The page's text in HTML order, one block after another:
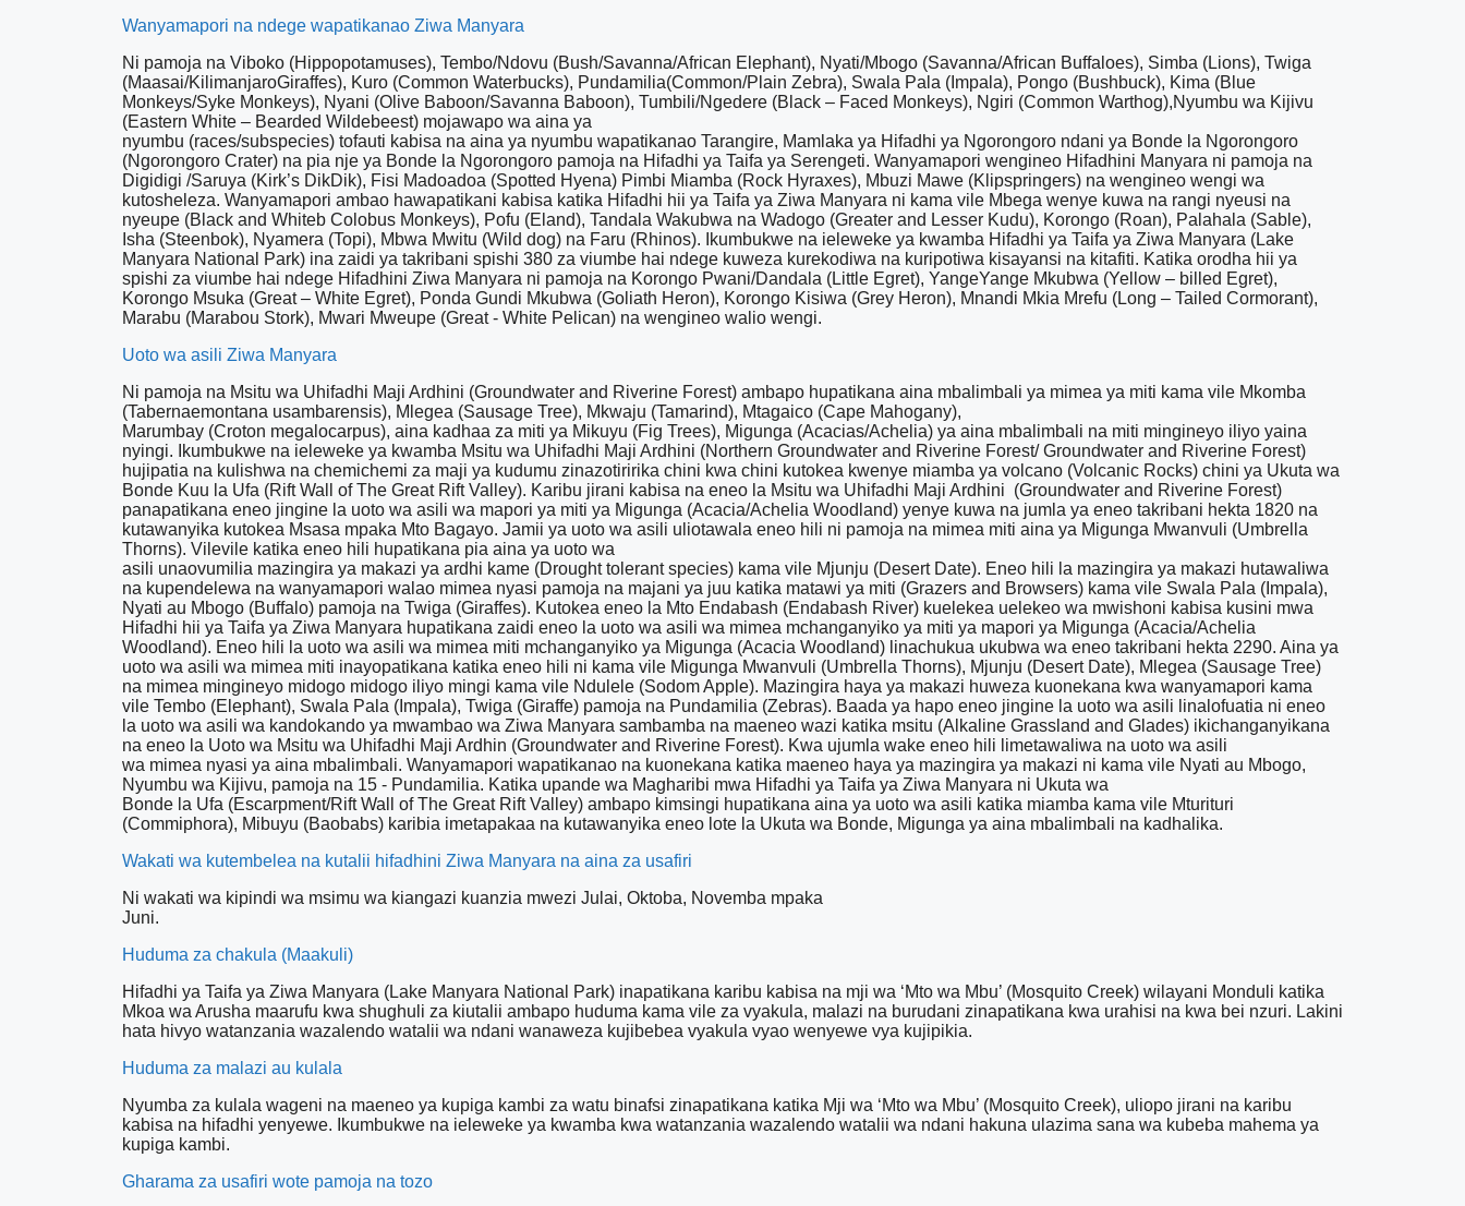
Wanyamapori na ndege wapatikanao Ziwa Manyara
Ni pamoja na Viboko (Hippopotamuses), Tembo/Ndovu (Bush/Savanna/African Elephant), Nyati/Mbogo (Savanna/African Buffaloes), Simba (Lions), Twiga
(Maasai/KilimanjaroGiraffes), Kuro (Common Waterbucks), Pundamilia(Common/Plain Zebra), Swala Pala (Impala), Pongo (Bushbuck), Kima (Blue
Monkeys/Syke Monkeys), Nyani (Olive Baboon/Savanna Baboon), Tumbili/Ngedere (Black – Faced Monkeys), Ngiri (Common Warthog),Nyumbu wa Kijivu
(Eastern White – Bearded Wildebeest) mojawapo wa aina ya
nyumbu (races/subspecies) tofauti kabisa na aina ya nyumbu wapatikanao Tarangire, Mamlaka ya Hifadhi ya Ngorongoro ndani ya Bonde la Ngorongoro
(Ngorongoro Crater) na pia nje ya Bonde la Ngorongoro pamoja na Hifadhi ya Taifa ya Serengeti. Wanyamapori wengineo Hifadhini Manyara ni pamoja na
Digidigi /Saruya (Kirk’s DikDik), Fisi Madoadoa (Spotted Hyena) Pimbi Miamba (Rock Hyraxes), Mbuzi Mawe (Klipspringers) na wengineo wengi wa
kutosheleza. Wanyamapori ambao hawapatikani kabisa katika Hifadhi hii ya Taifa ya Ziwa Manyara ni kama vile Mbega wenye kuwa na rangi nyeusi na
nyeupe (Black and Whiteb Colobus Monkeys), Pofu (Eland), Tandala Wakubwa na Wadogo (Greater and Lesser Kudu), Korongo (Roan), Palahala (Sable),
Isha (Steenbok), Nyamera (Topi), Mbwa Mwitu (Wild dog) na Faru (Rhinos). Ikumbukwe na ieleweke ya kwamba Hifadhi ya Taifa ya Ziwa Manyara (Lake
Manyara National Park) ina zaidi ya takribani spishi 380 za viumbe hai ndege kuweza kurekodiwa na kuripotiwa kisayansi na kitafiti. Katika orodha hii ya
spishi za viumbe hai ndege Hifadhini Ziwa Manyara ni pamoja na Korongo Pwani/Dandala (Little Egret), YangeYange Mkubwa (Yellow – billed Egret),
Korongo Msuka (Great – White Egret), Ponda Gundi Mkubwa (Goliath Heron), Korongo Kisiwa (Grey Heron), Mnandi Mkia Mrefu (Long – Tailed Cormorant),
Marabu (Marabou Stork), Mwari Mweupe (Great - White Pelican) na wengineo walio wengi.
Uoto wa asili Ziwa Manyara
Ni pamoja na Msitu wa Uhifadhi Maji Ardhini (Groundwater and Riverine Forest) ambapo hupatikana aina mbalimbali ya mimea ya miti kama vile Mkomba
(Tabernaemontana usambarensis), Mlegea (Sausage Tree), Mkwaju (Tamarind), Mtagaico (Cape Mahogany),
Marumbay (Croton megalocarpus), aina kadhaa za miti ya Mikuyu (Fig Trees), Migunga (Acacias/Achelia) ya aina mbalimbali na miti mingineyo iliyo yaina
nyingi. Ikumbukwe na ieleweke ya kwamba Msitu wa Uhifadhi Maji Ardhini (Northern Groundwater and Riverine Forest/ Groundwater and Riverine Forest)
hujipatia na kulishwa na chemichemi za maji ya kudumu zinazotiririka chini kwa chini kutokea kwenye miamba ya volcano (Volcanic Rocks) chini ya Ukuta wa
Bonde Kuu la Ufa (Rift Wall of The Great Rift Valley). Karibu jirani kabisa na eneo la Msitu wa Uhifadhi Maji Ardhini (Groundwater and Riverine Forest)
panapatikana eneo jingine la uoto wa asili wa mapori ya miti ya Migunga (Acacia/Achelia Woodland) yenye kuwa na jumla ya eneo takribani hekta 1820 na
kutawanyika kutokea Msasa mpaka Mto Bagayo. Jamii ya uoto wa asili uliotawala eneo hili ni pamoja na mimea miti aina ya Migunga Mwanvuli (Umbrella
Thorns). Vilevile katika eneo hili hupatikana pia aina ya uoto wa
asili unaovumilia mazingira ya makazi ya ardhi kame (Drought tolerant species) kama vile Mjunju (Desert Date). Eneo hili la mazingira ya makazi hutawaliwa
na kupendelewa na wanyamapori walao mimea nyasi pamoja na majani ya juu katika matawi ya miti (Grazers and Browsers) kama vile Swala Pala (Impala),
Nyati au Mbogo (Buffalo) pamoja na Twiga (Giraffes). Kutokea eneo la Mto Endabash (Endabash River) kuelekea uelekeo wa mwishoni kabisa kusini mwa
Hifadhi hii ya Taifa ya Ziwa Manyara hupatikana zaidi eneo la uoto wa asili wa mimea mchanganyiko ya miti ya mapori ya Migunga (Acacia/Achelia
Woodland). Eneo hili la uoto wa asili wa mimea miti mchanganyiko ya Migunga (Acacia Woodland) linachukua ukubwa wa eneo takribani hekta 2290. Aina ya
uoto wa asili wa mimea miti inayopatikana katika eneo hili ni kama vile Migunga Mwanvuli (Umbrella Thorns), Mjunju (Desert Date), Mlegea (Sausage Tree)
na mimea mingineyo midogo midogo iliyo mingi kama vile Ndulele (Sodom Apple). Mazingira haya ya makazi huweza kuonekana kwa wanyamapori kama
vile Tembo (Elephant), Swala Pala (Impala), Twiga (Giraffe) pamoja na Pundamilia (Zebras). Baada ya hapo eneo jingine la uoto wa asili linalofuatia ni eneo
la uoto wa asili wa kandokando ya mwambao wa Ziwa Manyara sambamba na maeneo wazi katika msitu (Alkaline Grassland and Glades) ikichanganyikana
na eneo la Uoto wa Msitu wa Uhifadhi Maji Ardhin (Groundwater and Riverine Forest). Kwa ujumla wake eneo hili limetawaliwa na uoto wa asili
wa mimea nyasi ya aina mbalimbali. Wanyamapori wapatikanao na kuonekana katika maeneo haya ya mazingira ya makazi ni kama vile Nyati au Mbogo,
Nyumbu wa Kijivu, pamoja na 15 - Pundamilia. Katika upande wa Magharibi mwa Hifadhi ya Taifa ya Ziwa Manyara ni Ukuta wa
Bonde la Ufa (Escarpment/Rift Wall of The Great Rift Valley) ambapo kimsingi hupatikana aina ya uoto wa asili katika miamba kama vile Mturituri
(Commiphora), Mibuyu (Baobabs) karibia imetapakaa na kutawanyika eneo lote la Ukuta wa Bonde, Migunga ya aina mbalimbali na kadhalika.
Wakati wa kutembelea na kutalii hifadhini Ziwa Manyara na aina za usafiri
Ni wakati wa kipindi wa msimu wa kiangazi kuanzia mwezi Julai, Oktoba, Novemba mpaka
Juni.
Huduma za chakula (Maakuli)
Hifadhi ya Taifa ya Ziwa Manyara (Lake Manyara National Park) inapatikana karibu kabisa na mji wa ‘Mto wa Mbu’ (Mosquito Creek) wilayani Monduli katika
Mkoa wa Arusha maarufu kwa shughuli za kiutalii ambapo huduma kama vile za vyakula, malazi na burudani zinapatikana kwa urahisi na kwa bei nzuri. Lakini
hata hivyo watanzania wazalendo watalii wa ndani wanaweza kujibebea vyakula vyao wenyewe vya kujipikia.
Huduma za malazi au kulala
Nyumba za kulala wageni na maeneo ya kupiga kambi za watu binafsi zinapatikana katika Mji wa ‘Mto wa Mbu’ (Mosquito Creek), uliopo jirani na karibu
kabisa na hifadhi yenyewe. Ikumbukwe na ieleweke ya kwamba kwa watanzania wazalendo watalii wa ndani hakuna ulazima sana wa kubeba mahema ya
kupiga kambi.
Gharama za usafiri wote pamoja na tozo